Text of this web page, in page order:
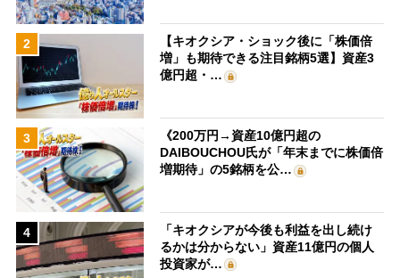
2
【キオクシア・ショック後に「株価倍
増」も期待できる注目銘柄5選】資産3
億円超・…
3
《200万円→資産10億円超の
DAIBOUCHOU氏が「年末までに株価倍
増期待」の5銘柄を公…
4
「キオクシアが今後も利益を出し続け
るかは分からない」資産11億円の個人
投資家が…